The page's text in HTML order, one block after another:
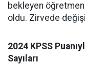
bekleyen öğretmen
oldu. Zirvede
2024 KPSS
Sayıları